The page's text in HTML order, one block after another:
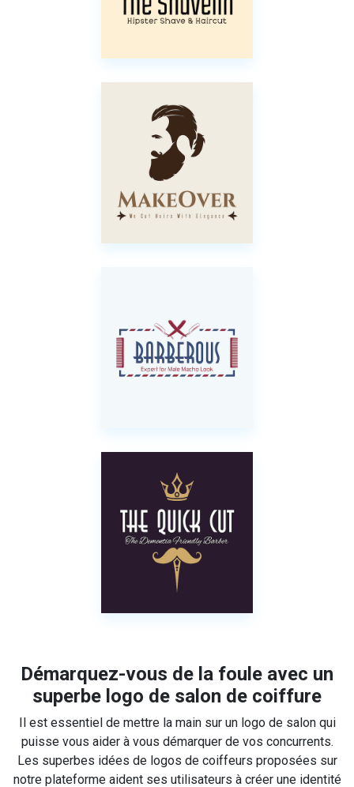
Démarquez-vous de la foule avec un
superbe logo de salon de coiffure
Il est essentiel de mettre la main sur un logo de salon qui
puisse vous aider à vous démarquer de vos concurrents.
Les superbes idées de logos de coiffeurs proposées sur
notre plateforme aident ses utilisateurs à créer une identité